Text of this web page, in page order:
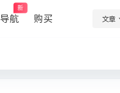
导航
新
购买 文章